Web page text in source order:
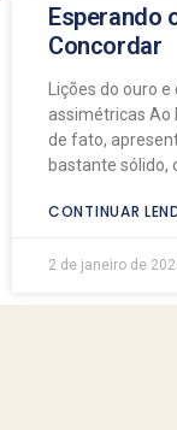
Esperando
Concordar
Lições do ouro
assimétricas Ao
de fato,
bastante sólido,
CONTINUAR
2 de janeiro de